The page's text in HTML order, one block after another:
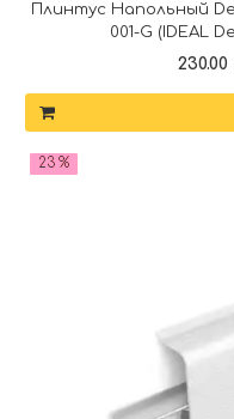
Плинтус Напольный
001-G (IDEAL
230.00
23 %